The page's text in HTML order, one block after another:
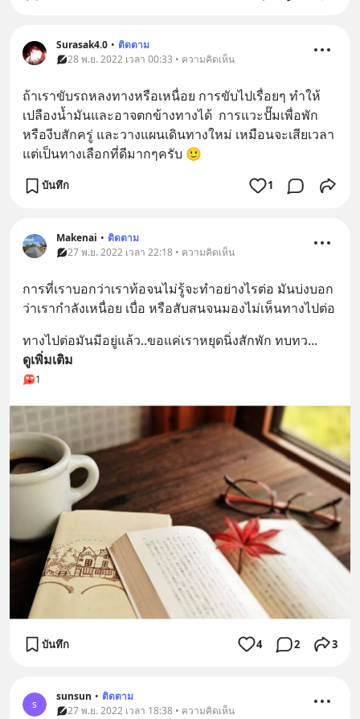
Surasak4.0 • ติดตาม
28 พ.ย. 2022 เวลา 00:33 • ความคิดเห็น
ถ้าเราขับรถหลงทางหรือเหนื่อย การขับไปเรื่อยๆ ทำให้
เปลืองน้ำมันและอาจตกข้างทางได้  การแวะปั๊มเพื่อพัก
หรืองีบสักครู่ และวางแผนเดินทางใหม่ เหมือนจะเสียเวลา
แต่เป็นทางเลือกที่ดีมากๆครับ 🙂
บันทึก 1
Makenai • ติดตาม
27 พ.ย. 2022 เวลา 22:18 • ความคิดเห็น
การที่เราบอกว่าเราท้อจนไม่รู้จะทำอย่างไรต่อ มันบ่งบอก
ว่าเรากำลังเหนื่อย เบื่อ หรือสับสนจนมองไม่เห็นทางไปต่อ
ทางไปต่อมันมีอยู่แล้ว..ขอแค่เราหยุดนิ่งสักพัก ทบทว...
ดูเพิ่มเติม
1
บันทึก 4 2 3
s
sunsun • ติดตาม
27 พ.ย. 2022 เวลา 18:38 • ความคิดเห็น